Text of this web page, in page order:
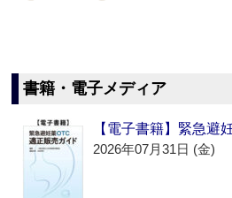
書籍・電子メディア
【電子書籍】緊急避
2026年07月31日 (金)